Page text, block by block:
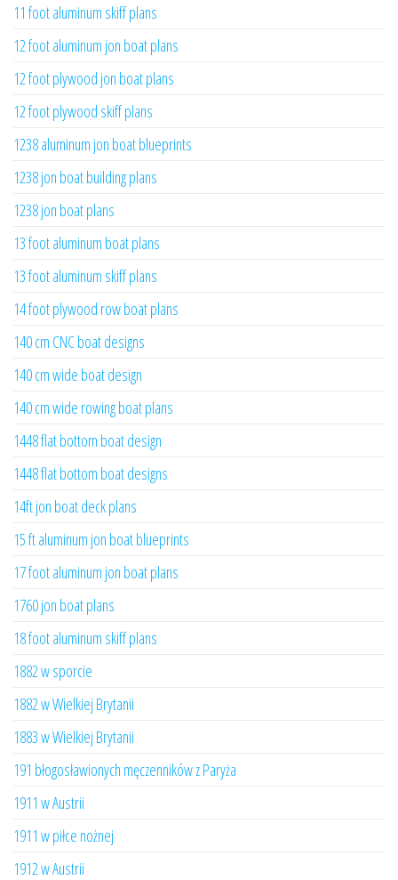
11 foot aluminum skiff plans
12 foot aluminum jon boat plans
12 foot plywood jon boat plans
12 foot plywood skiff plans
1238 aluminum jon boat blueprints
1238 jon boat building plans
1238 jon boat plans
13 foot aluminum boat plans
13 foot aluminum skiff plans
14 foot plywood row boat plans
140 cm CNC boat designs
140 cm wide boat design
140 cm wide rowing boat plans
1448 flat bottom boat design
1448 flat bottom boat designs
14ft jon boat deck plans
15 ft aluminum jon boat blueprints
17 foot aluminum jon boat plans
1760 jon boat plans
18 foot aluminum skiff plans
1882 w sporcie
1882 w Wielkiej Brytanii
1883 w Wielkiej Brytanii
191 błogosławionych męczenników z Paryża
1911 w Austrii
1911 w piłce nożnej
1912 w Austrii